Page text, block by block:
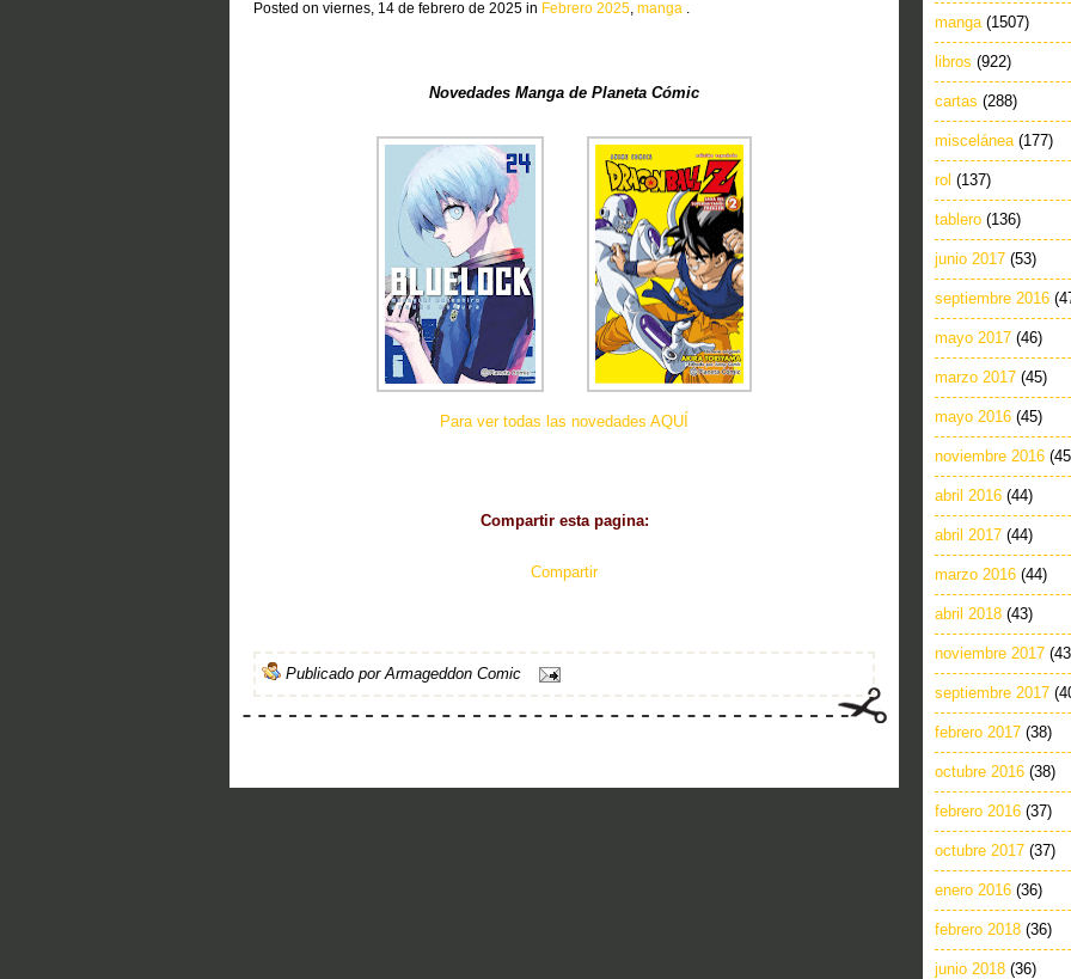
Posted on viernes, 14 de febrero de 2025 in Febrero 2025 manga
Novedades Manga de Planeta Cómic
Para ver todas las novedades AQUÍ
Compartir esta pagina:
Compartir
Publicado porArmageddon Comic
manga (1507)
libros (922)
cartas (288)
miscelánea (177)
rol (137)
tablero (136)
junio 2017 (53)
septiembre 2016
mayo 2017 (46)
marzo 2017 (45)
mayo 2016 (45)
noviembre 2016
abril 2016 (44)
abril 2017 (44)
marzo 2016 (44)
abril 2018 (43)
noviembre 2017
septiembre 2017
febrero 2017 (38)
octubre 2016 (38)
febrero 2016 (37)
octubre 2017 (37)
enero 2016 (36)
febrero 2018 (36)
junio 2018 (36)